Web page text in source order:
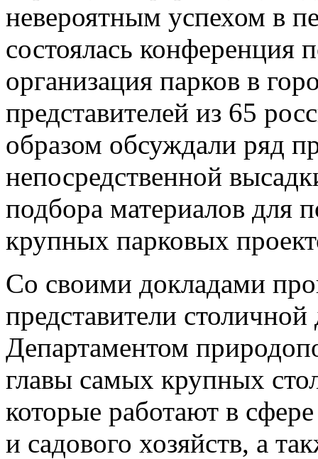
невероятным успехом в
состоялась конференция
организация парков в
представителей из 65
образом обсуждали ряд
непосредственной
подбора материалов для
крупных парковых
Со своими докладами
представители
Департаментом
главы самых крупных
которые работают в
и садового хозяйств, а